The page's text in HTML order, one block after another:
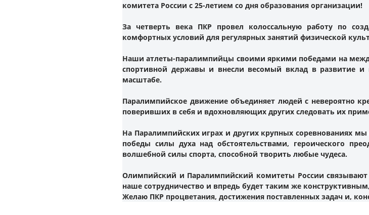
комитета России с 25-летием со дня образования организации!
За четверть века ПКР провел колоссальную работу по
комфортных условий для регулярных занятий физической
Наши атлеты-паралимпийцы своими яркими победами на
спортивной державы и внесли весомый вклад в развитие
масштабе.
Паралимпийское движение объединяет людей с невероятно
поверивших в себя и вдохновляющих других следовать их
На Паралимпийских играх и других крупных соревнованиях
победы силы духа над обстоятельствами, героического
волшебной силы спорта, способной творить любые чудеса.
Олимпийский и Паралимпийский комитеты России
наше сотрудничество и впредь будет таким же
Желаю ПКР процветания, достижения поставленных задач и,